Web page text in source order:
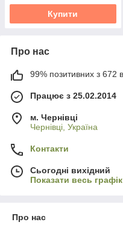
Купити
Про нас
99% позитивних з 672
Працює з 25.02.2014
м. Чернівці
Чернівці, Україна
Контакти
Сьогодні вихідний
Показати весь
Про нас